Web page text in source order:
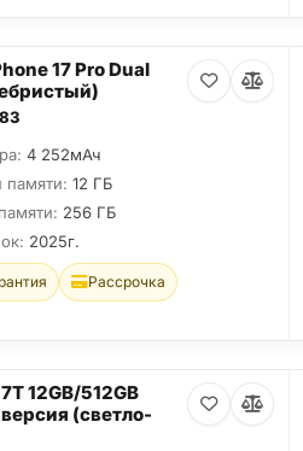
17 Pro Dual
4 252мАч
памяти: 12 ГБ
256 ГБ
2025г.
Рассрочка
12GB/512GB
(светло-